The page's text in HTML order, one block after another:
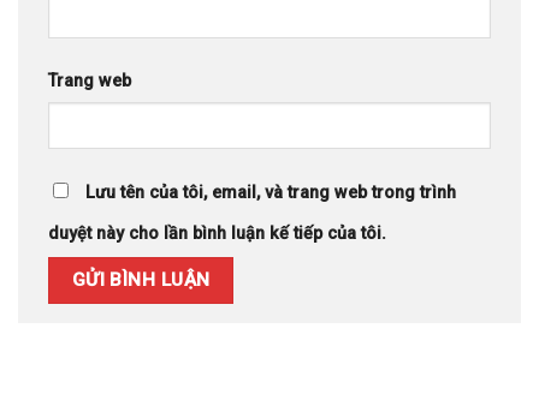
Trang web
Lưu tên của tôi, email, và trang web trong trình
duyệt này cho lần bình luận kế tiếp của tôi.